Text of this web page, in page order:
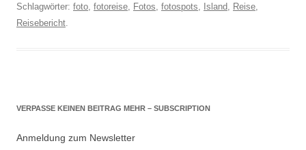
Schlagwörter: foto fotoreise Fotos fotospots Island Reise
Reisebericht
VERPASSE KEINEN BEITRAG MEHR – SUBSCRIPTION
Anmeldung zum Newsletter